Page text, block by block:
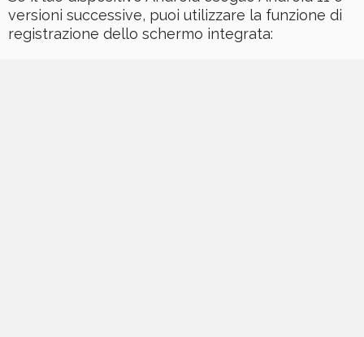
versioni successive, puoi utilizzare la funzione di
registrazione dello schermo integrata: